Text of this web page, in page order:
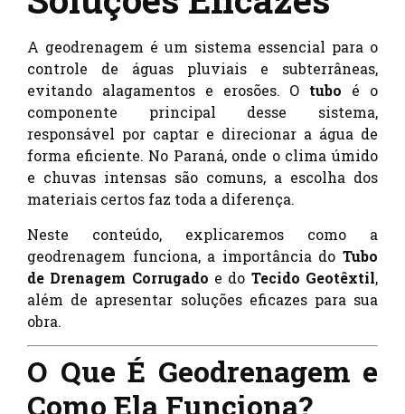
A geodrenagem é um sistema essencial para o
controle de águas pluviais e subterrâneas,
evitando alagamentos e erosões. O tubo é o
componente principal desse sistema,
responsável por captar e direcionar a água de
forma eficiente. No Paraná, onde o clima úmido
e chuvas intensas são comuns, a escolha dos
materiais certos faz toda a diferença.
Neste conteúdo, explicaremos como a
geodrenagem funciona, a importância do Tubo
de Drenagem Corrugado e do Tecido Geotêxtil,
além de apresentar soluções eficazes para sua
obra.
O Que É Geodrenagem e
Como Ela Funciona?